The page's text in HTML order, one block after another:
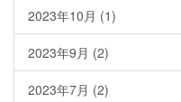
2023年10月 (1)
2023年9月 (2)
2023年7月 (2)